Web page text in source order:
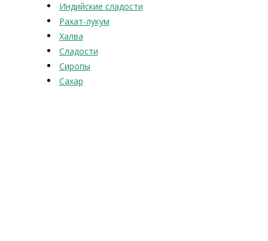
Индийские сладости
Рахат-лукум
Халва
Сладости
Сиропы
Сахар